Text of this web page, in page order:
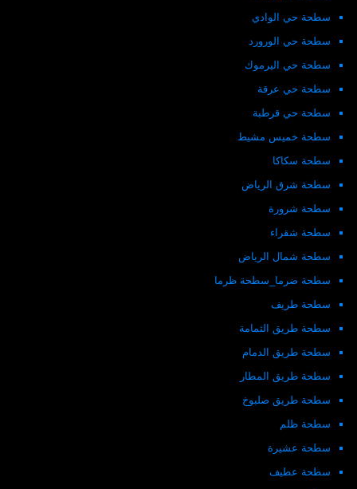
سطحة حي الوادي
سطحة حي الورورد
سطحة حي اليرموك
سطحة حي عرقة
سطحة حي قرطبة
سطحة خميس مشيط
سطحة سكاكا
سطحة شرق الرياض
سطحة شرورة
سطحة شقراء
سطحة شمال الرياض
سطحة ضرما_سطحة ظرما
سطحة طريف
سطحة طريق الثمامة
سطحة طريق الدمام
سطحة طريق المطار
سطحة طريق صلبوخ
سطحة ظلم
سطحة عشيرة
سطحة عطيف